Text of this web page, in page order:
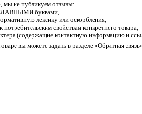
мы не публикуем отзывы:
буквами,
лексику или оскорбления,
свойствам конкретного товара,
(содержащие контактную информацию и
вы можете задать в разделе «Обратная